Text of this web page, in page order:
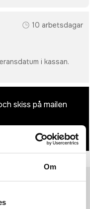
Om
10 arbetsdagar
i kassan.
skiss på mailen